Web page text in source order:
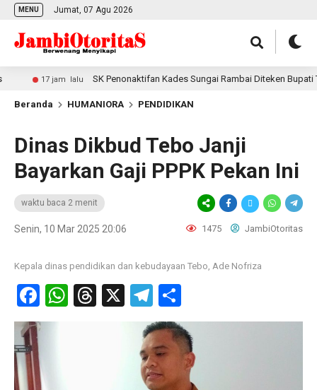
MENU Jumat, 07 Agu 2026
17 jam lalu SK Penonaktifan Kades Sungai Rambai Diteken Bupati
Beranda HUMANIORA PENDIDIKAN
Dinas Dikbud Tebo Janji
Bayarkan Gaji PPPK Pekan Ini
waktu baca 2 menit
Senin, 10 Mar 2025 20:06 1475 JambiOtoritas
Kepala dinas pendidikan dan kebudayaan Tebo, Ade Nofriza
Facebook
WhatsApp
Threads
X Telegram